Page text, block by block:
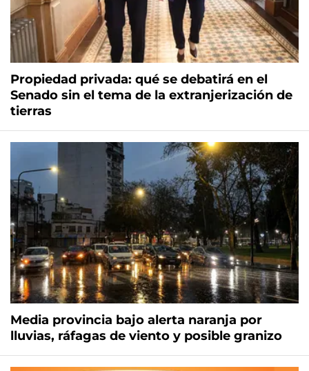
Propiedad privada: qué se debatirá en el
Senado sin el tema de la extranjerización de
tierras
Media provincia bajo alerta naranja por
lluvias, ráfagas de viento y posible granizo